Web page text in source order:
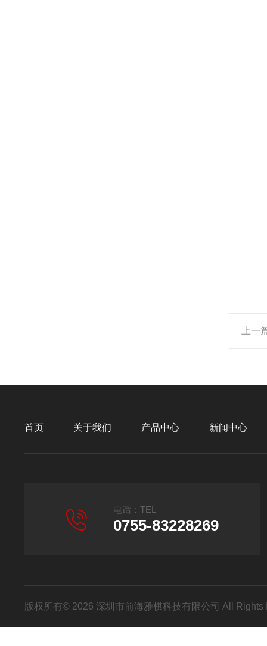
上一
首页 关于我们 产品中心 新闻中心
电话：TEL
0755-83228269
版权所有© 2026 深圳市前海雅棋科技有限公司 All